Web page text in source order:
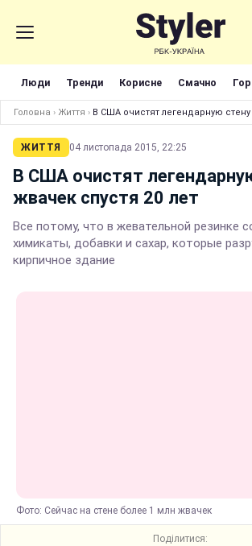
Люди Тренди Корисне Смачно
Головна › Життя › В США очистят легендарную стену
ЖИТТЯ 04 листопада 2015, 22:25
В США очистят
жвачек спустя 20 лет
Все потому, что в жевательной резинке
химикаты, добавки и сахар, которые
кирпичное здание
Фото: Сейчас на стене более 1 млн жвачек
Поділитися: